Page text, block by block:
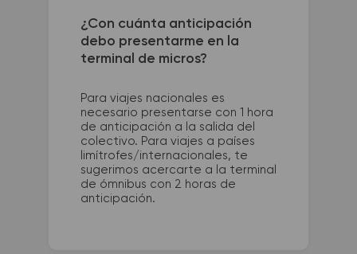
¿Con cuánta anticipación
debo presentarme en la
terminal de micros?
Para viajes nacionales es
necesario presentarse con 1 hora
de anticipación a la salida del
colectivo. Para viajes a países
limítrofes/internacionales, te
sugerimos acercarte a la terminal
de ómnibus con 2 horas de
anticipación.